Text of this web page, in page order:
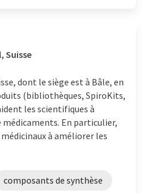
Suisse
dont le siège est à Bâle, en
(bibliothèques, SpiroKits,
les scientifiques à
médicaments. En particulier,
à améliorer les
composants de synthèse